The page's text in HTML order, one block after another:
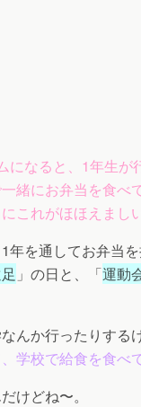
になると、1年生が
緒にお弁当を食べ
これがほほえましい
年を通してお弁当
」の日と、「運動
んか行ったりする
学校で給食を食べ
けどね〜。